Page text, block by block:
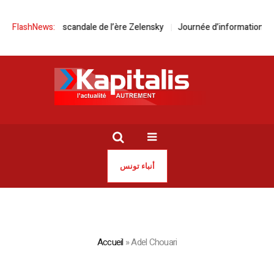
FlashNews:
grand scandale de l’ère Zelensky Journée d’information à Bizerte |
أنباء تونس
Accueil »Adel Chouari